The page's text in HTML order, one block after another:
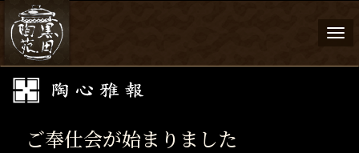
ご奉仕会が始まりました